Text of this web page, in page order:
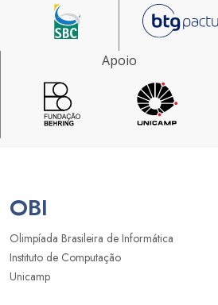
Apoio
OBI
Olimpíada Brasileira de Informática
Instituto de Computação
Unicamp